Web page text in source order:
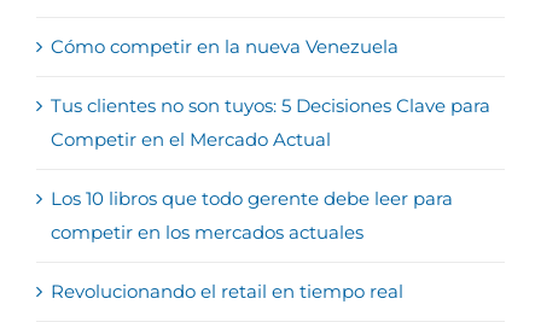
Cómo competir en la nueva Venezuela
Tus clientes no son tuyos: 5 Decisiones Clave para
Competir en el Mercado Actual
Los 10 libros que todo gerente debe leer para
competir en los mercados actuales
Revolucionando el retail en tiempo real